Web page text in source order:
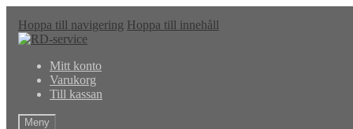
Hoppa till navigering Hoppa till innehåll
Mitt konto
Varukorg
Till kassan
Meny